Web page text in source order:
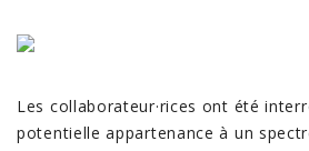
Les collaborateur·rices ont été
potentielle appartenance à un